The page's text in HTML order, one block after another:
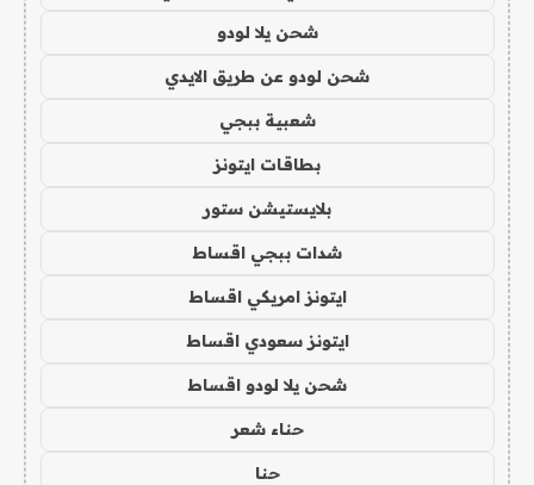
شحن يلا لودو
شحن لودو عن طريق الايدي
شعبية ببجي
بطاقات ايتونز
بلايستيشن ستور
شدات ببجي اقساط
ايتونز امريكي اقساط
ايتونز سعودي اقساط
شحن يلا لودو اقساط
حناء شعر
حنا